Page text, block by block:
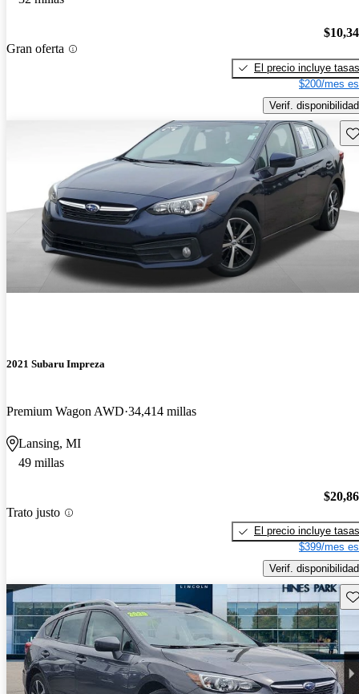
Gran oferta
El precio incluye tasas
$200/mes
Verif. disponibilidad
2021 Subaru Impreza
Premium Wagon AWD 34,414 millas
Lansing, MI
49 millas
Trato justo
El precio incluye tasas
$399/mes
Verif. disponibilidad